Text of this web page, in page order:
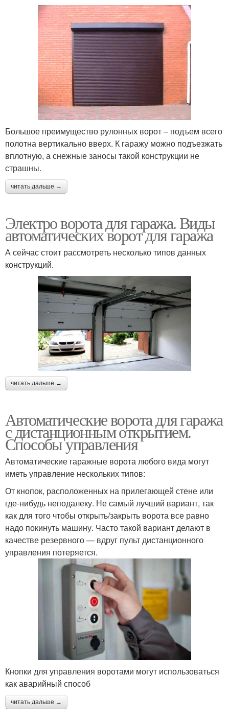
Большое преимущество рулонных ворот – подъем всего
полотна вертикально вверх. К гаражу можно подъезжать
вплотную, а снежные заносы такой конструкции не
страшны.
читать дальше →
Электро ворота для гаража. Виды
автоматических ворот для гаража
А сейчас стоит рассмотреть несколько типов данных
конструкций.
читать дальше →
Автоматические ворота для гаража
с дистанционным открытием.
Способы управления
Автоматические гаражные ворота любого вида могут
иметь управление нескольких типов:
От кнопок, расположенных на прилегающей стене или
где-нибудь неподалеку. Не самый лучший вариант, так
как для того чтобы открыть/закрыть ворота все равно
надо покинуть машину. Часто такой вариант делают в
качестве резервного — вдруг пульт дистанционного
управления потеряется.
Кнопки для управления воротами могут использоваться
как аварийный способ
читать дальше →